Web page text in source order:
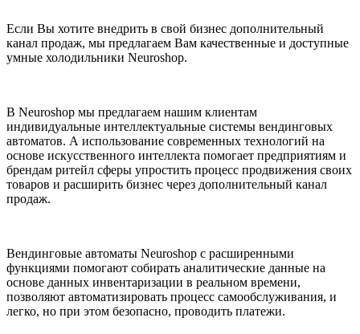
Если Вы хотите внедрить в свой бизнес дополнительный
канал продаж, мы предлагаем Вам качественные и доступные
умные холодильники Neuroshop.
В Neuroshop мы предлагаем нашим клиентам
индивидуальные интеллектуальные системы вендинговых
автоматов. А использование современных технологий на
основе искусственного интеллекта помогает предприятиям и
брендам ритейл сферы упростить процесс продвижения своих
товаров и расширить бизнес через дополнительный канал
продаж.
Вендинговые автоматы Neuroshop с расширенными
функциями помогают собирать аналитические данные на
основе данных инвентаризации в реальном времени,
позволяют автоматизировать процесс самообслуживания, и
легко, но при этом безопасно, проводить платежи.